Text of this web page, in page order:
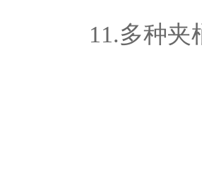
11.多种夹